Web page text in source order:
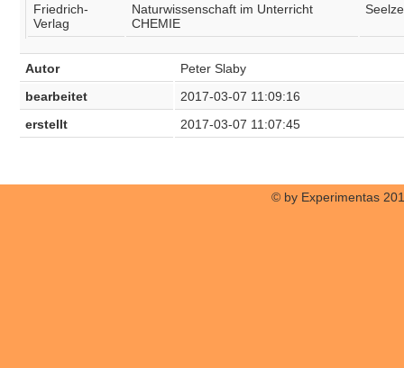
Friedrich-
Verlag
Naturwissenschaft im Unterricht
CHEMIE
Seelze
Autor
Peter Slaby
bearbeitet
2017-03-07 11:09:16
erstellt
2017-03-07 11:07:45
© by Experimentas